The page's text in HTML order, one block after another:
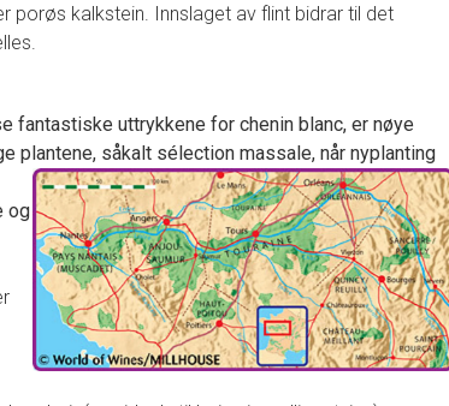
porøs kalkstein. Innslaget av flint bidrar til det
fantastiske uttrykkene for chenin blanc, er nøye
plantene, såkalt sélection massale, når nyplanting
og